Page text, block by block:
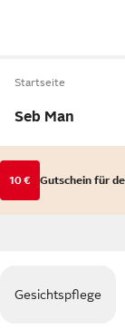
Startseite
Seb Man
10 € Gutschein für
Gesichtspflege